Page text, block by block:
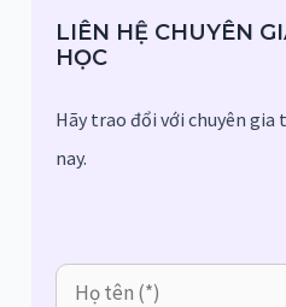
LIÊN HỆ CHUYÊN
HỌC
Hãy trao đổi với chuyên gia
nay.